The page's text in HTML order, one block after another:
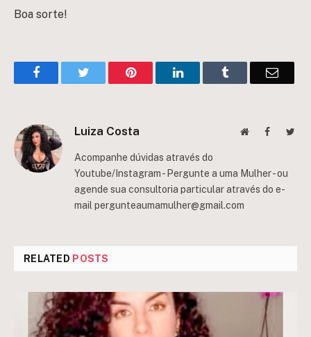
Boa sorte!
FacebookTwitter Pinterest LinkedInTumblr Email
Luiza Costa WebsiteFacebook
Acompanhe dúvidas através do
Youtube/Instagram - Pergunte a uma Mulher - ou
agende sua consultoria particular através do e-
mail pergunteaumamulher@gmail.com
RELATED POSTS